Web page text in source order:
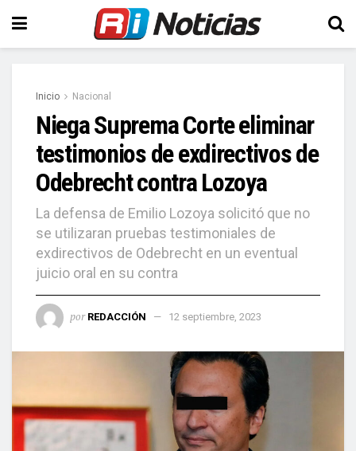
Inicio Nacional
Niega Suprema Corte eliminar
testimonios de exdirectivos de
Odebrecht contra Lozoya
La defensa de Emilio Lozoya solicitó que no
se utilizaran pruebas testimoniales de
exdirectivos de Odebrecht en un eventual
juicio oral en su contra
por REDACCIÓN 12 septiembre, 2023